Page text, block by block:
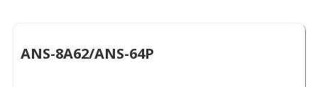
ANS-8A62/ANS-64P